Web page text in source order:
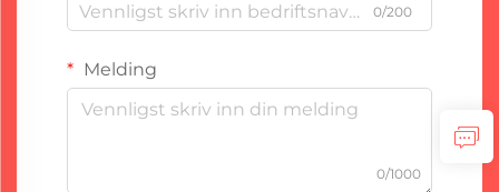
0/200
Melding
0/1000